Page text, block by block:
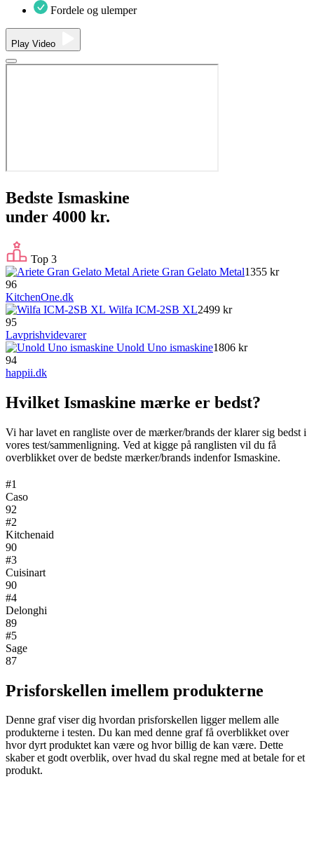
Fordele og ulemper
Play Video
Bedste Ismaskine
under 4000 kr.
Top 3
Ariete Gran Gelato Metal1355 kr
96
KitchenOne.dk
Wilfa ICM-2SB XL2499 kr
95
Lavprishvidevarer
Unold Uno ismaskine1806 kr
94
happii.dk
Hvilket Ismaskine mærke er bedst?
Vi har lavet en rangliste over de mærker/brands der klarer sig bedst i
vores test/sammenligning. Ved at kigge på ranglisten vil du få
overblikket over de bedste mærker/brands indenfor Ismaskine.
#1
Caso
92
#2
Kitchenaid
90
#3
Cuisinart
90
#4
Delonghi
89
#5
Sage
87
Prisforskellen imellem produkterne
Denne graf viser dig hvordan prisforskellen ligger mellem alle
produkterne i testen. Du kan med denne graf få overblikket over
hvor dyrt produktet kan være og hvor billig de kan være. Dette
skaber et godt overblik, over hvad du skal regne med at betale for et
produkt.